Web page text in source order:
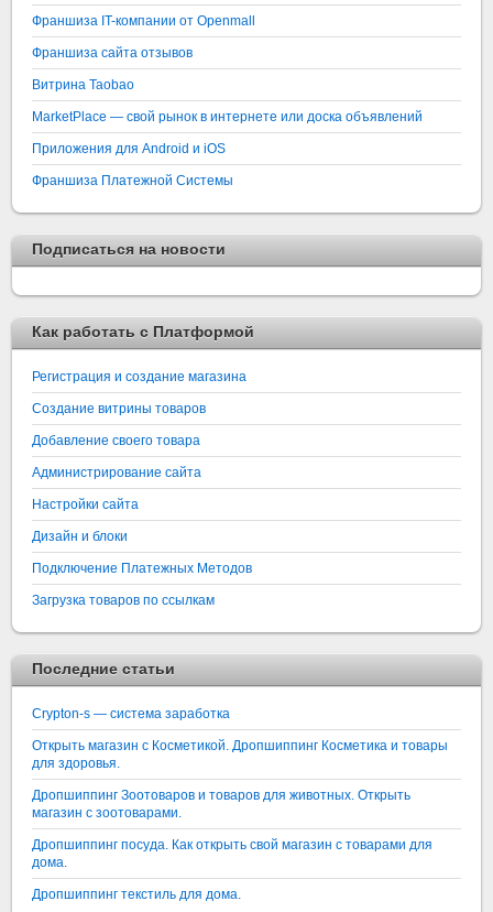
Франшиза IT-компании от Openmall
Франшиза сайта отзывов
Витрина Taobao
MarketPlace — свой рынок в интернете или доска объявлений
Приложения для Android и iOS
Франшиза Платежной Системы
Подписаться на новости
Как работать с Платформой
Регистрация и создание магазина
Создание витрины товаров
Добавление своего товара
Администрирование сайта
Настройки сайта
Дизайн и блоки
Подключение Платежных Методов
Загрузка товаров по ссылкам
Последние статьи
Crypton-s — система заработка
Открыть магазин с Косметикой. Дропшиппинг Косметика и товары
для здоровья.
Дропшиппинг Зоотоваров и товаров для животных. Открыть
магазин с зоотоварами.
Дропшиппинг посуда. Как открыть свой магазин с товарами для
дома.
Дропшиппинг текстиль для дома.